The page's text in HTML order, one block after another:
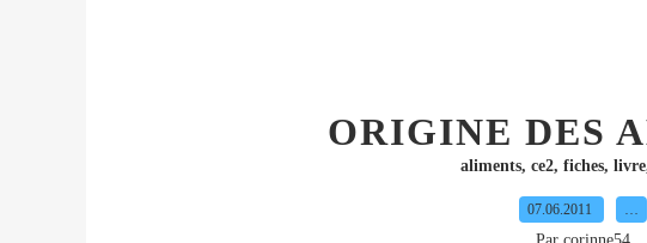
ORIGINE DES
aliments, ce2, fiches, livre
07.06.2011 …